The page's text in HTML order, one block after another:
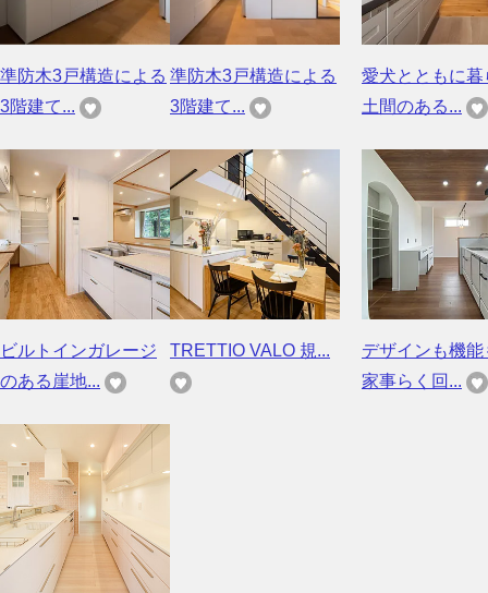
準防木3戸構造による
3階建て...
準防木3戸構造による
3階建て...
愛犬とともに暮
土間のある...
ビルトインガレージ
のある崖地...
TRETTIO VALO 規...
デザインも機
家事らく回...